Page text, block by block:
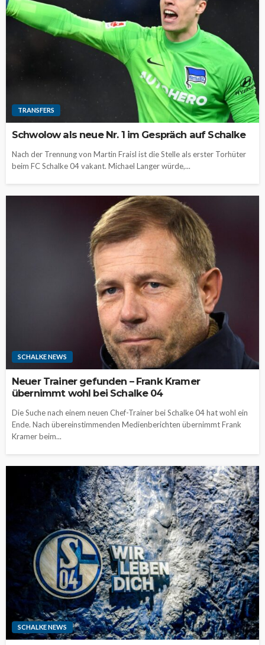
TRANSFERS
Schwolow als neue Nr. 1 im Gespräch auf Schalke
Nach der Trennung von Martin Fraisl ist die Stelle als erster Torhüter
beim FC Schalke 04 vakant. Michael Langer würde,...
SCHALKE NEWS
Neuer Trainer gefunden – Frank Kramer
übernimmt wohl bei Schalke 04
Die Suche nach einem neuen Chef-Trainer bei Schalke 04 hat wohl ein
Ende. Nach übereinstimmenden Medienberichten übernimmt Frank
Kramer beim...
SCHALKE NEWS